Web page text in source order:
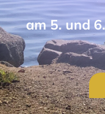
am 5. und